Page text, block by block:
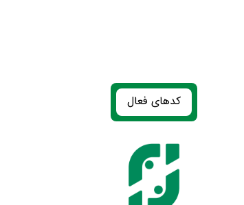
کدهای فعال